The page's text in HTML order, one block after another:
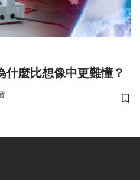
還不夠 人體為什麼比想像中更難懂？
儲